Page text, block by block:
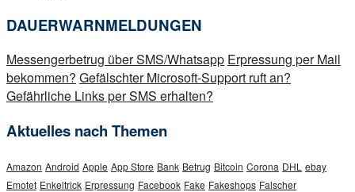
DAUERWARNMELDUNGEN
Messengerbetrug über SMS/Whatsapp Erpressung per Mail
bekommen? Gefälschter Microsoft-Support ruft an?
Gefährliche Links per SMS erhalten?
Aktuelles nach Themen
Amazon Android Apple App Store Bank Betrug Bitcoin Corona DHL ebay
Emotet Enkeltrick Erpressung Facebook Fake Fakeshops Falscher